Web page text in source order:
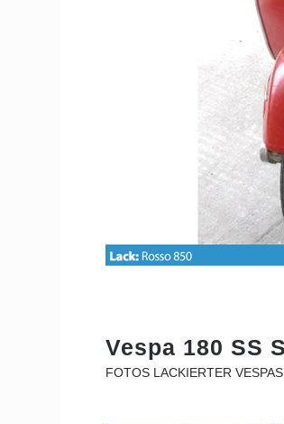
Vespa 180 SS
FOTOS LACKIERTER